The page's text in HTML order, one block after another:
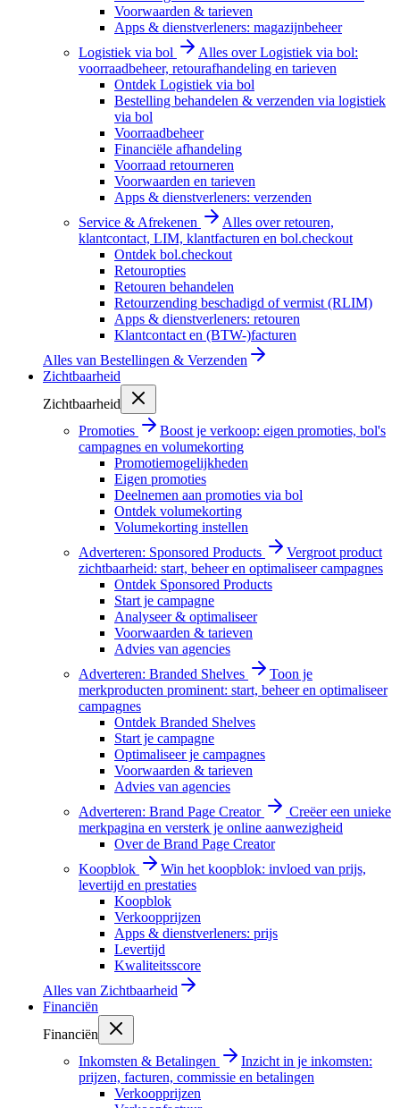
Voorwaarden & tarieven
Apps & dienstverleners: magazijnbeheer
Logistiek via bol
Alles over Logistiek via bol:
voorraadbeheer, retourafhandeling en tarieven
Ontdek Logistiek via bol
Bestelling behandelen & verzenden via logistiek
via bol
Voorraadbeheer
Financiële afhandeling
Voorraad retourneren
Voorwaarden en tarieven
Apps & dienstverleners: verzenden
Service & Afrekenen
Alles over retouren,
klantcontact, LIM, klantfacturen en bol.checkout
Ontdek bol.checkout
Retouropties
Retouren behandelen
Retourzending beschadigd of vermist (RLIM)
Apps & dienstverleners: retouren
Klantcontact en (BTW-)facturen
Alles van Bestellingen & Verzenden
Zichtbaarheid
Zichtbaarheid
Promoties
Boost je verkoop: eigen promoties, bol's
campagnes en volumekorting
Promotiemogelijkheden
Eigen promoties
Deelnemen aan promoties via bol
Ontdek volumekorting
Volumekorting instellen
Adverteren: Sponsored Products
Vergroot product
zichtbaarheid: start, beheer en optimaliseer campagnes
Ontdek Sponsored Products
Start je campagne
Analyseer & optimaliseer
Voorwaarden & tarieven
Advies van agencies
Adverteren: Branded Shelves
Toon je
merkproducten prominent: start, beheer en optimaliseer
campagnes
Ontdek Branded Shelves
Start je campagne
Optimaliseer je campagnes
Voorwaarden & tarieven
Advies van agencies
Adverteren: Brand Page Creator
Creëer een unieke
merkpagina en versterk je online aanwezigheid
Over de Brand Page Creator
Koopblok
Win het koopblok: invloed van prijs,
levertijd en prestaties
Koopblok
Verkoopprijzen
Apps & dienstverleners: prijs
Levertijd
Kwaliteitsscore
Alles van Zichtbaarheid
Financiën
Financiën
Inkomsten & Betalingen
Inzicht in je inkomsten:
prijzen, facturen, commissie en betalingen
Verkoopprijzen